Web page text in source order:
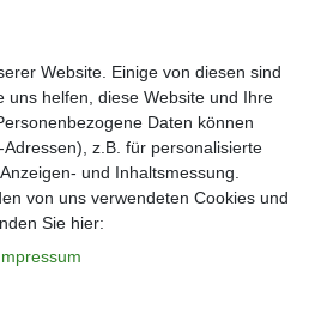
Website. Einige von diesen sind
uns helfen, diese Website und Ihre
Daten können
z.B. für personalisierte
und Inhaltsmessung.
von uns verwendeten Cookies und
Sie hier: